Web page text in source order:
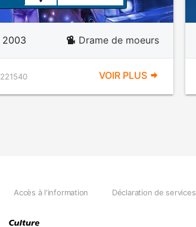
2003 Drame de moeurs
221540 VOIR PLUS
Accès à l'information Déclaration de services